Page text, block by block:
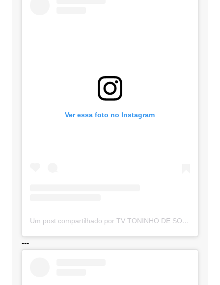
Ver essa foto no Instagram
Um post compartilhado por TV TONINHO DE SOUZA (@toninhodesouzamt)
---